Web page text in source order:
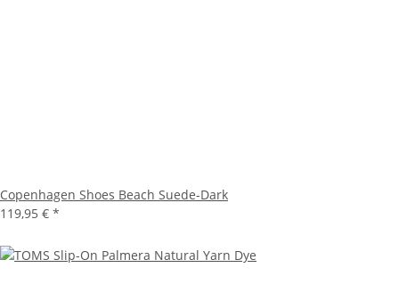
Copenhagen Shoes Beach Suede-Dark
119,95 € *